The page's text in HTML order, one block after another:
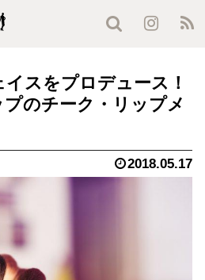
スをプロデュース！
のチーク・リップメ
2018.05.17